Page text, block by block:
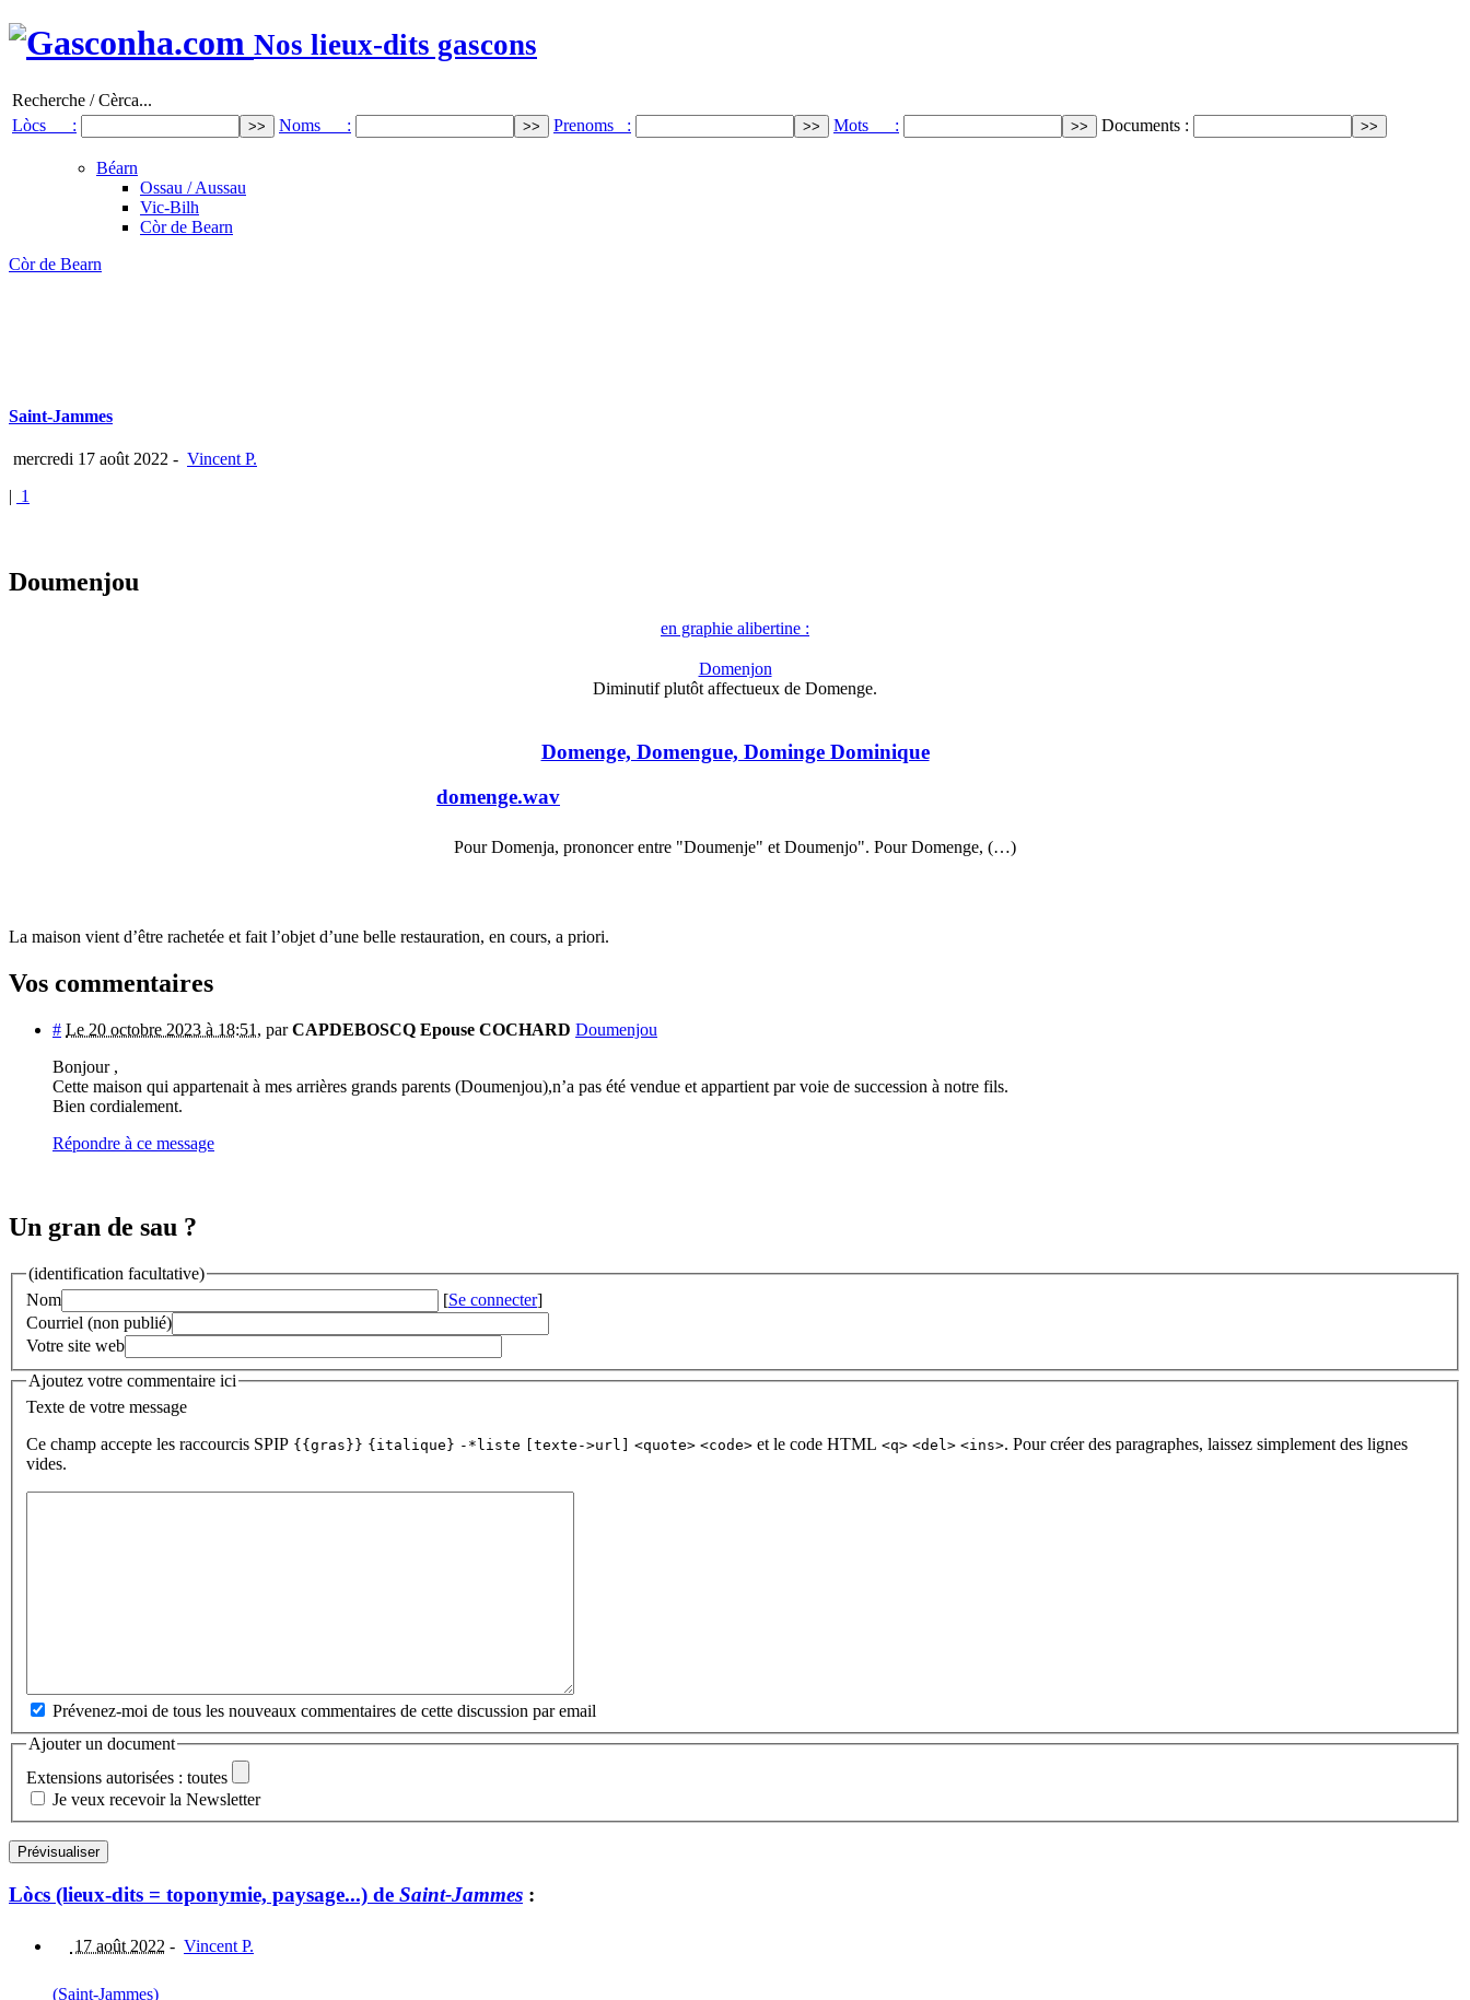
Nos lieux-dits gascons
Recherche / Cèrca...
Lòcs :
Noms : Prenoms : Mots : Documents :
Béarn
Ossau / Aussau
Vic-Bilh
Còr de Bearn
Còr de Bearn
Saint-Jammes
mercredi 17 août 2022 - Vincent P.
| 1
Doumenjou
en graphie alibertine :
Domenjon
Diminutif plutôt affectueux de Domenge.
Domenge, Domengue, Dominge Dominique
domenge.wav
Pour Domenja, prononcer entre "Doumenje" et Doumenjo". Pour Domenge, (…)
La maison vient d’être rachetée et fait l’objet d’une belle restauration, en cours, a priori.
Vos commentaires
# Le 20 octobre 2023 à 18:51 , parCAPDEBOSCQ Epouse COCHARD Doumenjou
Bonjour ,
Cette maison qui appartenait à mes arrières grands parents (Doumenjou),n’a pas été vendue et appartient par voie de succession à notre fils.
Bien cordialement.
Répondre à ce message
Un gran de sau ?
(identification facultative)
Nom
[Se connecter]
Courriel (non publié)
Votre site web
Ajoutez votre commentaire ici
Texte de votre message
Ce champ accepte les raccourcis SPIP {{gras}} {italique} -*liste [texte->url] <quote> <code> et le code HTML <q> <del> <ins>. Pour créer des paragraphes, laissez simplement des lignes
vides.
Prévenez-moi de tous les nouveaux commentaires de cette discussion par email
Ajouter un document
Extensions autorisées : toutes
Je veux recevoir la Newsletter
Lòcs (lieux-dits = toponymie, paysage...) de Saint-Jammes :
17 août 2022 - Vincent P.
(Saint-Jammes)